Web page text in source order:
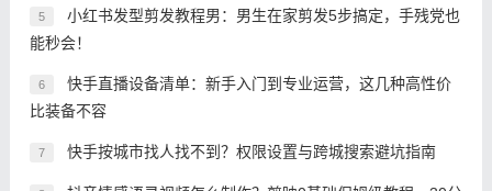
5
小红书发型剪发教程男：男生在家剪发5步搞定，手残党也
能秒会！
6
快手直播设备清单：新手入门到专业运营，这几种高性价
比装备不容
7 快手按城市找人找不到？权限设置与跨城搜索避坑指南